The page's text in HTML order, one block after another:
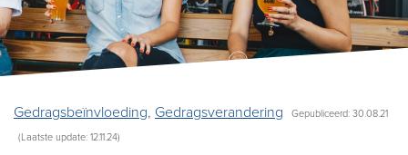
Gedragsbeïnvloeding, Gedragsverandering
Gepubliceerd: 30.08.21
(Laatste update: 12.11.24)